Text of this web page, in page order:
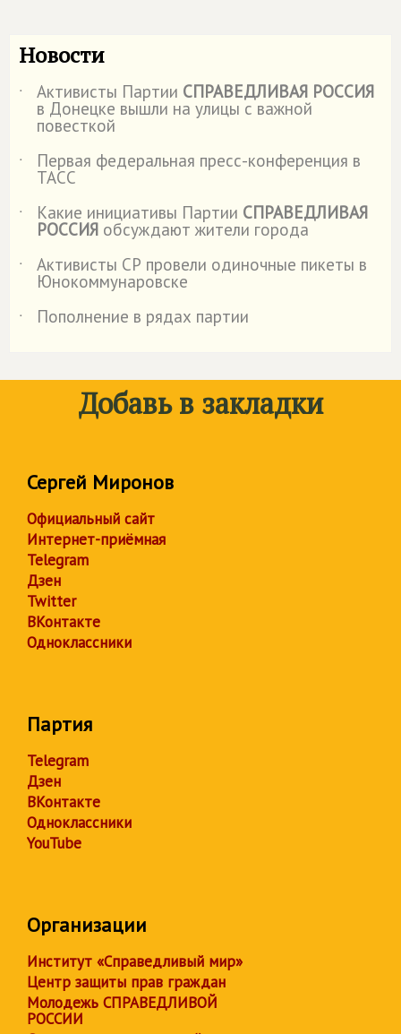
Новости
˙ Активисты Партии СПРАВЕДЛИВАЯ РОССИЯ
в Донецке вышли на улицы с важной
повесткой
˙
Первая федеральная пресс-конференция в
ТАСС
˙
Какие инициативы Партии СПРАВЕДЛИВАЯ
РОССИЯ обсуждают жители города
˙
Активисты СР провели одиночные пикеты в
Юнокоммунаровске
˙
Пополнение в рядах партии
Добавь в закладки
Сергей Миронов
Официальный сайт
Интернет-приёмная
Telegram
Дзен
Twitter
ВКонтакте
Одноклассники
Партия
Telegram
Дзен
ВКонтакте
Одноклассники
YouTube
Организации
Институт «Справедливый мир»
Центр защиты прав граждан
Молодежь СПРАВЕДЛИВОЙ
РОССИИ